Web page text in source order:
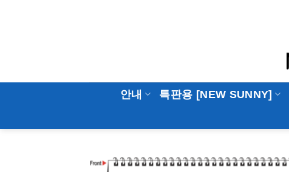
안내 특판용 [NEW SUNNY]